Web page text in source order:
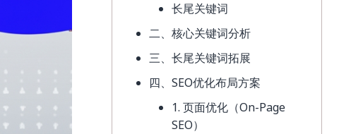
长尾关键词
二、核心关键词分析
三、长尾关键词拓展
四、SEO优化布局方案
1. 页面优化（On-Page
SEO）